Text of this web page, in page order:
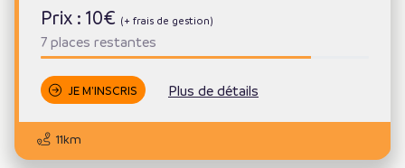
Prix : 10€ (+ frais de gestion)
7 places restantes
JE M'INSCRIS Plus de détails
11km